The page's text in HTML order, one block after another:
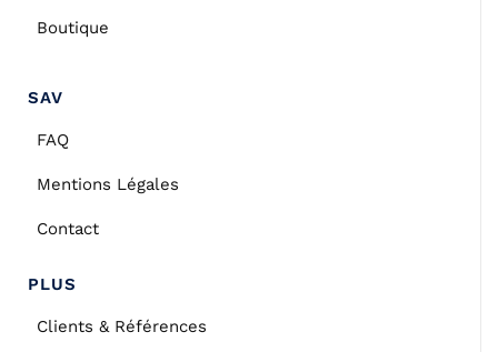
Boutique
SAV
FAQ
Mentions Légales
Contact
PLUS
Clients & Références